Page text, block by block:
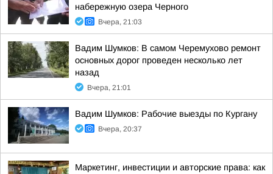
набережную озера Черного
Вчера, 21:03
Вадим Шумков: В самом Черемухово ремонт
основных дорог проведен несколько лет
назад
Вчера, 21:01
Вадим Шумков: Рабочие выезды по Кургану
Вчера, 20:37
Маркетинг, инвестиции и авторские права: как